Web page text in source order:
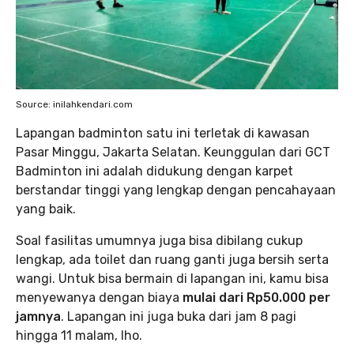
Source: inilahkendari.com
Lapangan badminton satu ini terletak di kawasan
Pasar Minggu, Jakarta Selatan. Keunggulan dari GCT
Badminton ini adalah didukung dengan karpet
berstandar tinggi yang lengkap dengan pencahayaan
yang baik.
Soal fasilitas umumnya juga bisa dibilang cukup
lengkap, ada toilet dan ruang ganti juga bersih serta
wangi. Untuk bisa bermain di lapangan ini, kamu bisa
menyewanya dengan biaya mulai dari Rp50.000 per
jamnya. Lapangan ini juga buka dari jam 8 pagi
hingga 11 malam, lho.